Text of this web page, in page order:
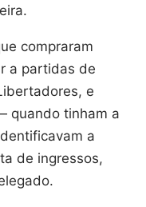
compraram
a partidas de
e
quando tinham a
a
de ingressos,